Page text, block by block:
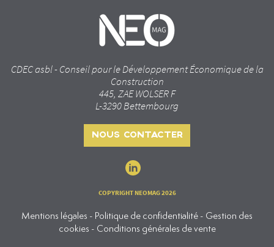
CDEC asbl - Conseil pour le Développement Économique de la
Construction
445, ZAE WOLSER F
L-3290 Bettembourg
NOUS CONTACTER
COPYRIGHT NEOMAG 2026
Mentions légales - Politique de confidentialité - Gestion des
cookies - Conditions générales de vente